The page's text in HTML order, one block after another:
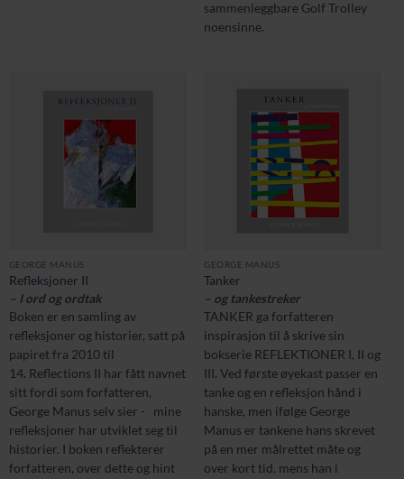
sammenleggbare Golf Trolley
noensinne.
GEORGE MANUS
Refleksjoner II
– I ord og ordtak
Boken er en samling av
refleksjoner og historier, satt på
papiret fra 2010 til
14. Reflections II har fått navnet
sitt fordi som forfatteren,
George Manus selv sier - mine
refleksjoner har utviklet seg til
historier. I boken reflekterer
forfatteren, over dette og hint
GEORGE MANUS
Tanker
– og tankestreker
TANKER ga forfatteren
inspirasjon til å skrive sin
bokserie REFLEKTIONER I, II og
III. Ved første øyekast passer en
tanke og en refleksjon hånd i
hanske, men ifølge George
Manus er tankene hans skrevet
på en mer målrettet måte og
over kort tid, mens han i